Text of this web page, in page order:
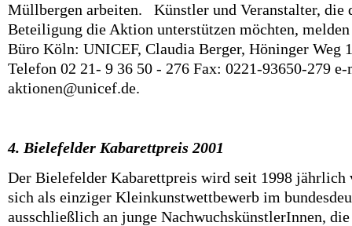
Müllbergen arbeiten. Künstler und Veranstalter, die
Beteiligung die Aktion unterstützen möchten,
Büro Köln: UNICEF, Claudia Berger, Höninger Weg
Telefon 02 21- 9 36 50 - 276 Fax: 0221-93650-279
aktionen@unicef.de.
4. Bielefelder Kabarettpreis 2001
Der Bielefelder Kabarettpreis wird seit 1998 jährlich
sich als einziger Kleinkunstwettbewerb im
ausschließlich an junge NachwuchskünstlerInnen,